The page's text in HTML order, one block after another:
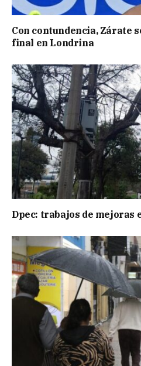
Con contundencia, Zárate
final en Londrina
Dpec: trabajos de mejoras